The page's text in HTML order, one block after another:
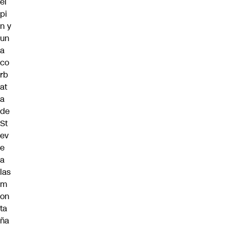
pi
n y
un
a
co
rb
at
a
de
St
ev
e
a
las
m
on
ta
ña